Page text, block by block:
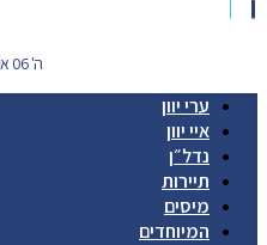
ה' 06 אוג' 2026
ערי יוון
איי יוון
נדל״ן
תיירות
מיסים
המיוחדים